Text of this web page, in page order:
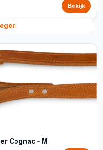
Bekijk
Cognac - M